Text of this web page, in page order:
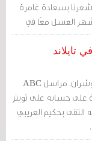
بسعادة غامرة
العسل معًا في
لكن الأمر انتهى به في
تايلاند
نشر الصحافي ليام كوشران، مراسل ABC
على حسابه على تويتر
التقى بحكيم العريبي